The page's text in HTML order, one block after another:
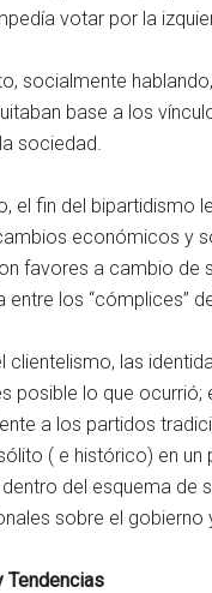
votar por la
socialmente
base a los
sociedad.
el fin del bipartidismo
económicos y
favores a cambio de
entre los “cómplices”
clientelismo, las
posible lo que ocurrió;
a los partidos
( e histórico) en
del esquema de
sobre el
Tendencias